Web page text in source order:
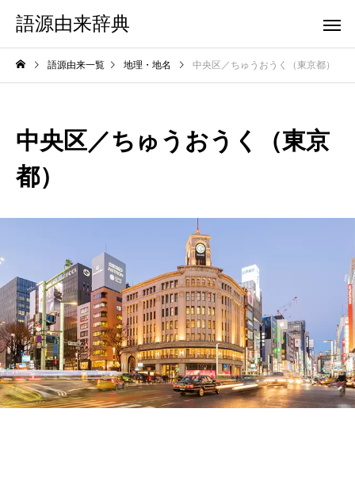
語源由来辞典
語源由来一覧 地理・地名 中央区／ちゅうおうく（東京都）
中央区／ちゅうおうく（東京
都）